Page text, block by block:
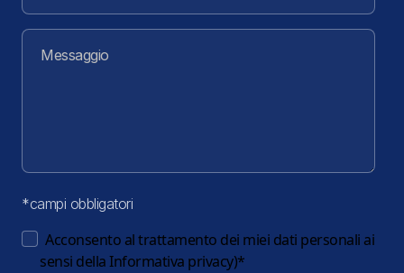
*campi obbligatori
Acconsento al trattamento dei miei dati personali ai
sensi dellaInformativa privacy)*